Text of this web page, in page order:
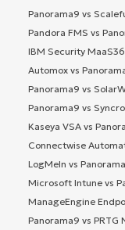
Panorama9 vs
Pandora FMS vs
IBM Security
Automox vs
Panorama9 vs
Panorama9 vs
Kaseya VSA vs
Connectwise
LogMeIn vs
Microsoft Intune vs
ManageEngine
Panorama9 vs